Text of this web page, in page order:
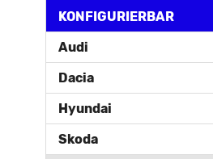
KONFIGURIERBAR
Audi
Dacia
Hyundai
Skoda